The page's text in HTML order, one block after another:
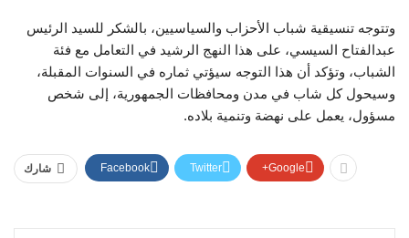
وتتوجه تنسيقية شباب الأحزاب والسياسيين، بالشكر للسيد الرئيس
عبدالفتاح السيسي، على هذا النهج الرشيد في التعامل مع فئة
الشباب، وتؤكد أن هذا التوجه سيؤتي ثماره في السنوات المقبلة،
وسيحول كل شاب في مدن ومحافظات الجمهورية، إلى شخص
مسؤول، يعمل على نهضة وتنمية بلاده.
شارك Facebook Twitter Google+